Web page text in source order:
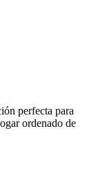
perfecta para
ordenado de